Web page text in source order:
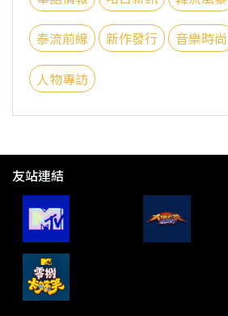
泰流前線 新作發行 音樂時尚
人物專訪
友站連結